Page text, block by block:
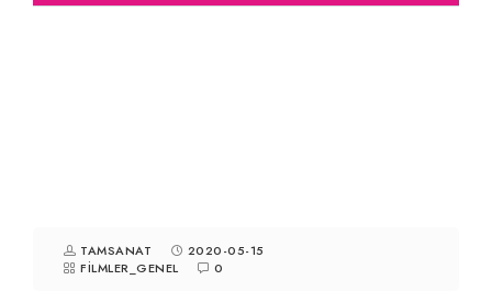
TAMSANAT
2020-05-15
FILMLER_GENEL
0